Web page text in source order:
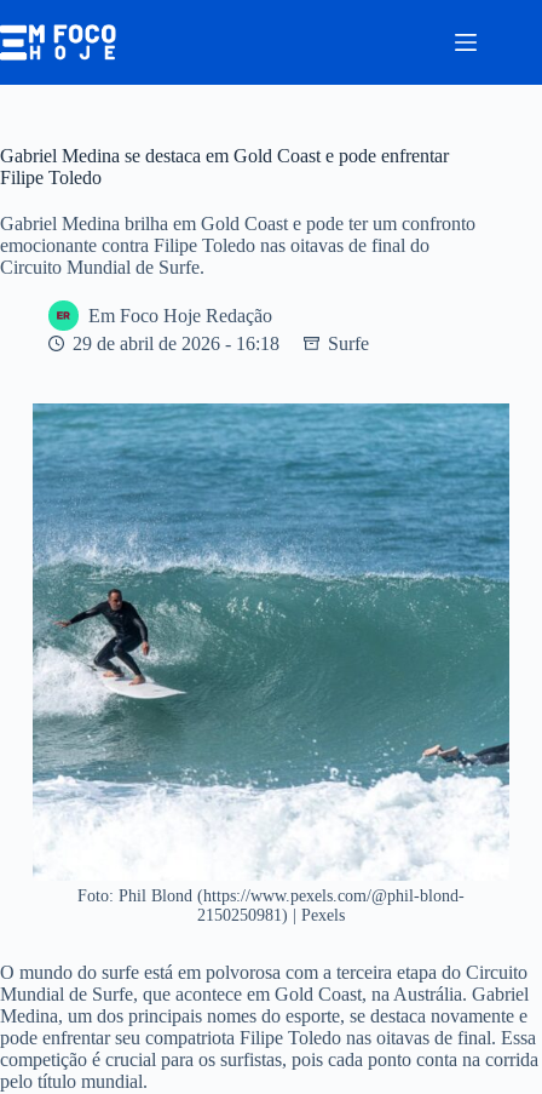
para
o
Gabriel Medina se destaca em Gold Coast e pode enfrentar
Filipe Toledo
Gabriel Medina brilha em Gold Coast e pode ter um confronto
emocionante contra Filipe Toledo nas oitavas de final do
Circuito Mundial de Surfe.
Em Foco Hoje Redação
29 de abril de 2026 - 16:18
Surfe
Foto: Phil Blond (https://www.pexels.com/@phil-blond-
2150250981) | Pexels
O mundo do surfe está em polvorosa com a terceira etapa do Circuito
Mundial de Surfe, que acontece em Gold Coast, na Austrália. Gabriel
Medina, um dos principais nomes do esporte, se destaca novamente e
pode enfrentar seu compatriota Filipe Toledo nas oitavas de final. Essa
competição é crucial para os surfistas, pois cada ponto conta na corrida
pelo título mundial.